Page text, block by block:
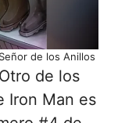
de los Anillos
de los
Iron Man es